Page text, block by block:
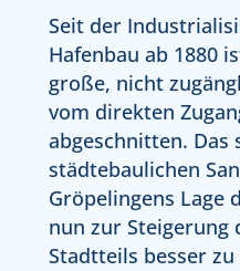
Seit der
Hafenbau ab 1880
große, nicht
vom direkten
abgeschnitten. Das
städtebaulichen
Gröpelingens Lage
nun zur
Stadtteils besser